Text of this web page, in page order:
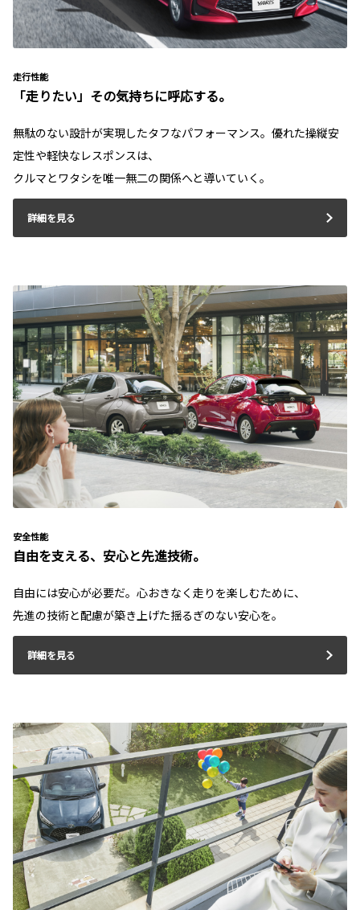
走行性能
「走りたい」その気持ちに呼応する。
無駄のない設計が実現したタフなパフォーマンス。優れた操縦安
定性や軽快なレスポンスは、
クルマとワタシを唯一無二の関係へと導いていく。
詳細を見る
安全性能
自由を支える、安心と先進技術。
自由には安心が必要だ。心おきなく走りを楽しむために、
先進の技術と配慮が築き上げた揺るぎのない安心を。
詳細を見る